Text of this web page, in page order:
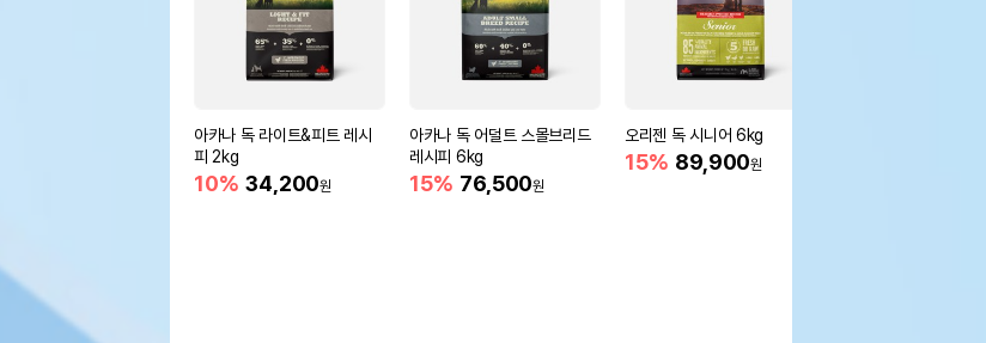
아카나 독 라이트&피트 레시
피 2kg
10% 34,200원
아카나 독 어덜트 스몰브리드
레시피 6kg
15% 76,500원
오리젠 독 시니어 6kg
15% 89,900원